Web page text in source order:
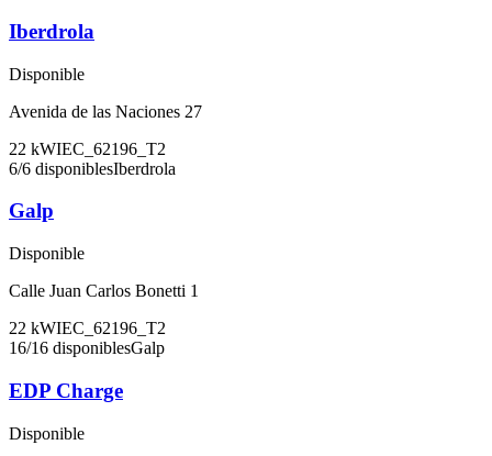
Iberdrola
Disponible
Avenida de las Naciones 27
22 kWIEC_62196_T2
6/6 disponiblesIberdrola
Galp
Disponible
Calle Juan Carlos Bonetti 1
22 kWIEC_62196_T2
16/16 disponiblesGalp
EDP Charge
Disponible